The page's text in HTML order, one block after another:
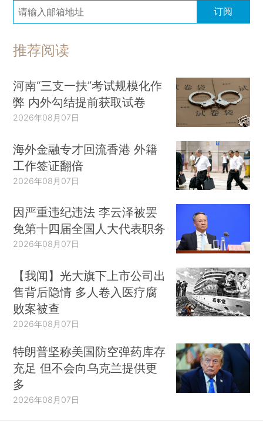
订阅
推荐阅读
河南“三支一扶”考试规模化作
弊 内外勾结提前获取试卷
2026年08月07日
海外金融专才回流香港 外籍
工作签证翻倍
2026年08月07日
因严重违纪违法 李云泽被罢
免第十四届全国人大代表职务
2026年08月07日
【我闻】光大旗下上市公司出
售背后隐情 多人卷入医疗腐
败案被查
2026年08月07日
特朗普坚称美国防空弹药库存
充足 但不会向乌克兰提供更
多
2026年08月07日